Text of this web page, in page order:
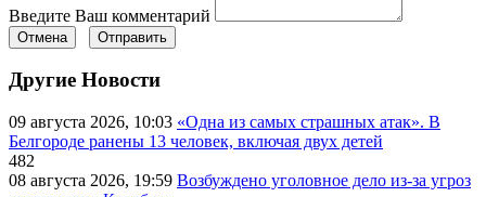
Введите Ваш комментарий
Отмена Отправить
Другие Новости
09 августа 2026, 10:03 «Одна из самых страшных атак». В
Белгороде ранены 13 человек, включая двух детей
482
08 августа 2026, 19:59 Возбуждено уголовное дело из-за угроз